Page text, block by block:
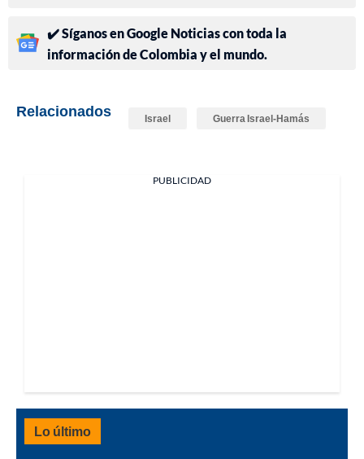
✔️ Síganos en Google Noticias con toda la
información de Colombia y el mundo.
Relacionados Israel Guerra Israel-Hamás
PUBLICIDAD
Lo último